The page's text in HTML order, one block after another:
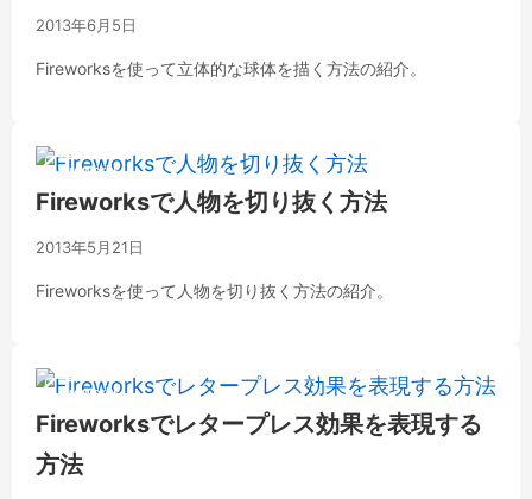
2013年6月5日
Fireworksを使って立体的な球体を描く方法の紹介。
Fireworks
Fireworksで人物を切り抜く方法
2013年5月21日
Fireworksを使って人物を切り抜く方法の紹介。
Fireworks
Fireworksでレタープレス効果を表現する
方法